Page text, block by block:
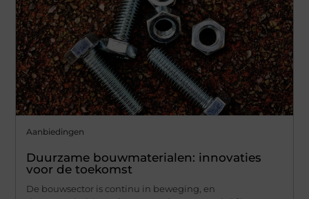
Aanbiedingen
Duurzame bouwmaterialen: innovaties
voor de toekomst
De bouwsector is continu in beweging, en